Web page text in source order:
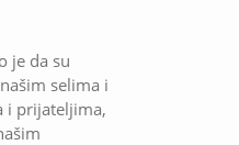
je da su
selima i
i prijateljima,